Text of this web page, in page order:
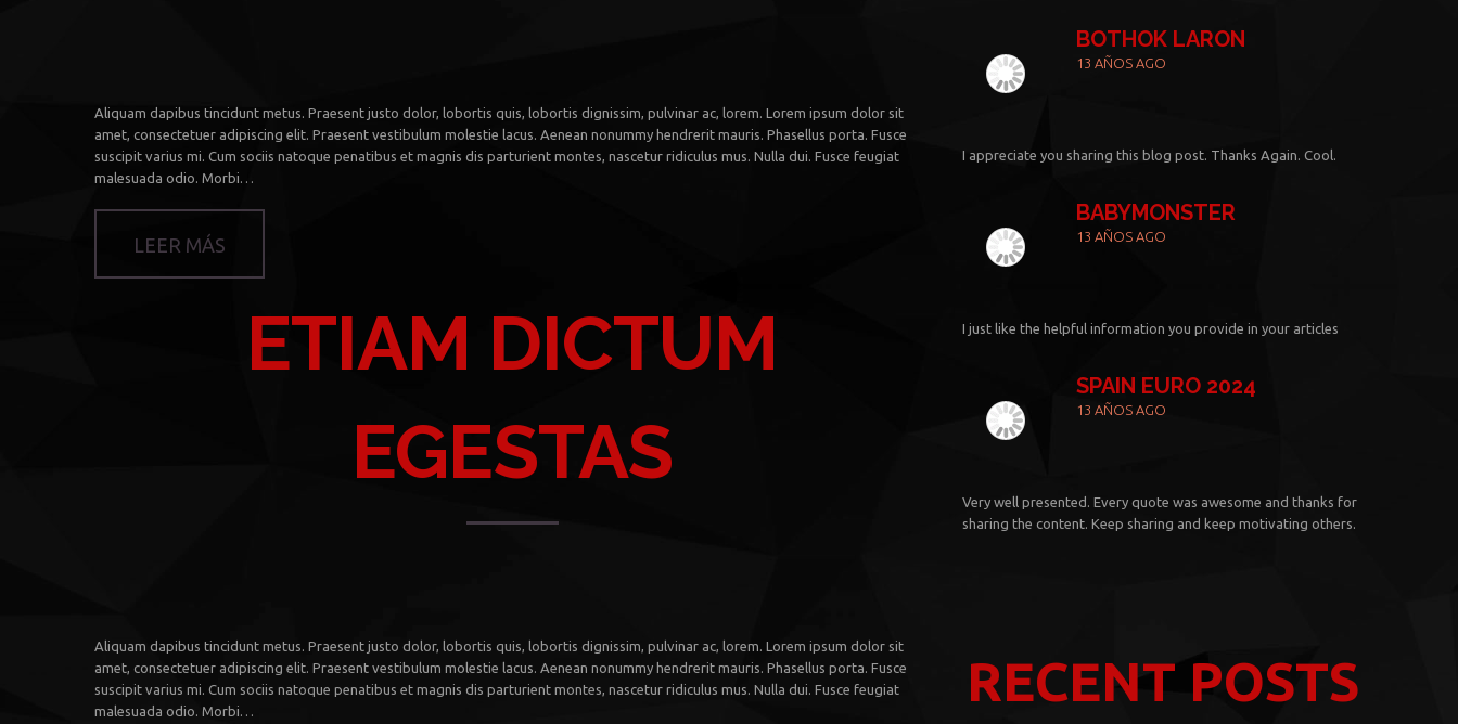
Aliquam dapibus tincidunt metus. Praesent justo dolor, lobortis quis, lobortis dignissim, pulvinar ac, lorem. Lorem ipsum dolor sit
amet, consectetuer adipiscing elit. Praesent vestibulum molestie lacus. Aenean nonummy hendrerit mauris. Phasellus porta. Fusce
suscipit varius mi. Cum sociis natoque penatibus et magnis dis parturient montes, nascetur ridiculus mus. Nulla dui. Fusce feugiat
malesuada odio. Morbi…
LEER MÁS
ETIAM DICTUM
EGESTAS
Aliquam dapibus tincidunt metus. Praesent justo dolor, lobortis quis, lobortis dignissim, pulvinar ac, lorem. Lorem ipsum dolor sit
amet, consectetuer adipiscing elit. Praesent vestibulum molestie lacus. Aenean nonummy hendrerit mauris. Phasellus porta. Fusce
suscipit varius mi. Cum sociis natoque penatibus et magnis dis parturient montes, nascetur ridiculus mus. Nulla dui. Fusce feugiat
malesuada odio. Morbi…
BOTHOK LARON
13 AÑOS AGO
I appreciate you sharing this blog post. Thanks Again. Cool.
BABYMONSTER
13 AÑOS AGO
I just like the helpful information you provide in your articles
SPAIN EURO 2024
13 AÑOS AGO
Very well presented. Every quote was awesome and thanks for
sharing the content. Keep sharing and keep motivating others.
RECENT POSTS